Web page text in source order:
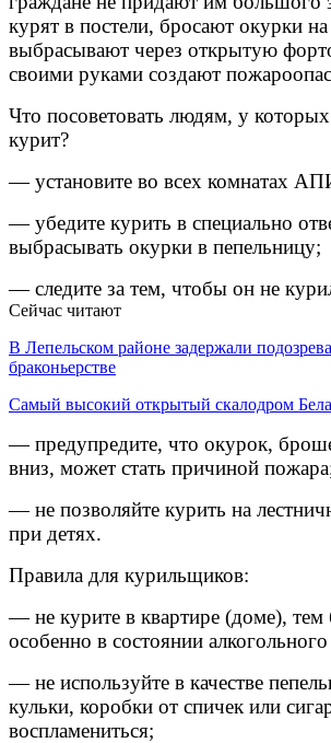
курят в постели, бросают окурки
выбрасывают через открытую
своими руками создают
Что посоветовать людям, у
курит?
— установите во всех комнатах
— убедите курить в специально
выбрасывать окурки в пепельницу;
— следите за тем, чтобы он не
Сейчас читают
В Лепельском районе задержали
браконьерстве
Самый высокий открытый скалодром
— предупредите, что окурок,
вниз, может стать причиной
— не позволяйте курить на
при детях.
Правила для курильщиков:
— не курите в квартире (доме), тем
особенно в состоянии
— не используйте в качестве
кульки, коробки от спичек или
воспламениться;